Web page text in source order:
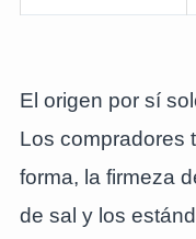
El origen por sí
Los compradores
forma, la firmeza
de sal y los